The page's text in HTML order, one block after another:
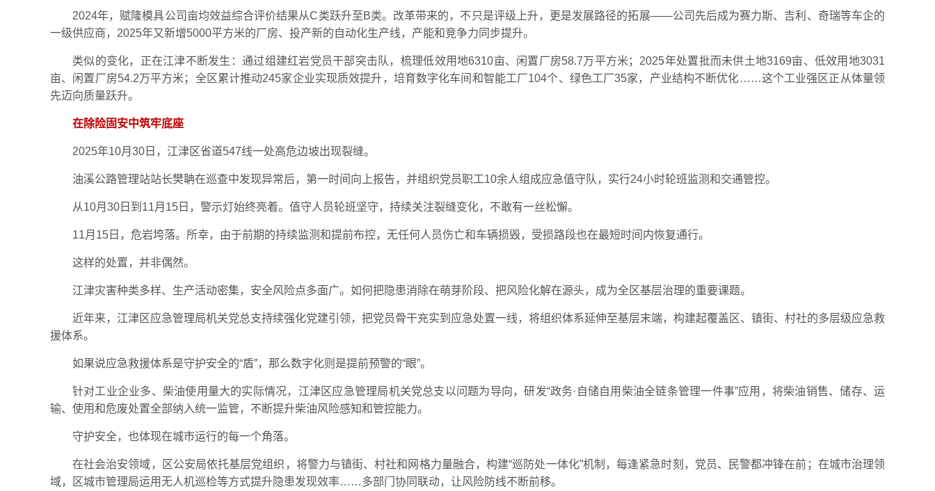
2024年，赋隆模具公司亩均效益综合评价结果从C类跃升至B类。改革带来的，不只是评级上升，更是发展路径的拓展——公司先后成为赛力斯、吉利、奇瑞等车企的
一级供应商，2025年又新增5000平方米的厂房、投产新的自动化生产线，产能和竞争力同步提升。
类似的变化，正在江津不断发生：通过组建红岩党员干部突击队，梳理低效用地6310亩、闲置厂房58.7万平方米；2025年处置批而未供土地3169亩、低效用地3031
亩、闲置厂房54.2万平方米；全区累计推动245家企业实现质效提升，培育数字化车间和智能工厂104个、绿色工厂35家，产业结构不断优化……这个工业强区正从体量领
先迈向质量跃升。
在除险固安中筑牢底座
2025年10月30日，江津区省道547线一处高危边坡出现裂缝。
油溪公路管理站站长樊聃在巡查中发现异常后，第一时间向上报告，并组织党员职工10余人组成应急值守队，实行24小时轮班监测和交通管控。
从10月30日到11月15日，警示灯始终亮着。值守人员轮班坚守，持续关注裂缝变化，不敢有一丝松懈。
11月15日，危岩垮落。所幸，由于前期的持续监测和提前布控，无任何人员伤亡和车辆损毁，受损路段也在最短时间内恢复通行。
这样的处置，并非偶然。
江津灾害种类多样、生产活动密集，安全风险点多面广。如何把隐患消除在萌芽阶段、把风险化解在源头，成为全区基层治理的重要课题。
近年来，江津区应急管理局机关党总支持续强化党建引领，把党员骨干充实到应急处置一线，将组织体系延伸至基层末端，构建起覆盖区、镇街、村社的多层级应急救
援体系。
如果说应急救援体系是守护安全的“盾”，那么数字化则是提前预警的“眼”。
针对工业企业多、柴油使用量大的实际情况，江津区应急管理局机关党总支以问题为导向，研发“政务·自储自用柴油全链条管理一件事”应用，将柴油销售、储存、运
输、使用和危废处置全部纳入统一监管，不断提升柴油风险感知和管控能力。
守护安全，也体现在城市运行的每一个角落。
在社会治安领域，区公安局依托基层党组织，将警力与镇街、村社和网格力量融合，构建“巡防处一体化”机制，每逢紧急时刻，党员、民警都冲锋在前；在城市治理领
域，区城市管理局运用无人机巡检等方式提升隐患发现效率……多部门协同联动，让风险防线不断前移。